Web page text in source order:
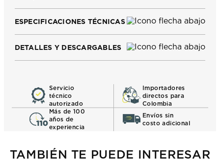
ESPECIFICACIONES TÉCNICAS
DETALLES Y DESCARGABLES
Servicio
técnico
autorizado
Importadores
directos para
Colombia
Más de 100
años de
experiencia
Envíos sin
costo adicional
TAMBIÉN TE PUEDE INTERESAR